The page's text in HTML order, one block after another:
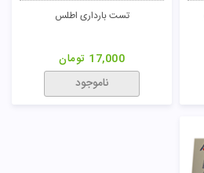
تست بارداری اطلس
17,000 تومان
ناموجود